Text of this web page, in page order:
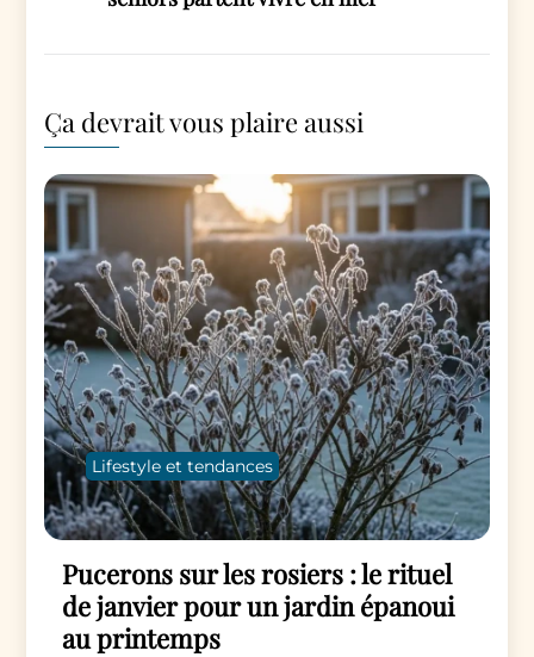
Ça devrait vous plaire aussi
Lifestyle et tendances
Pucerons sur les rosiers : le rituel
de janvier pour un jardin épanoui
au printemps